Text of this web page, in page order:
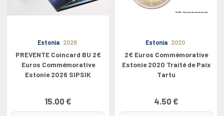
Estonia 2026
PREVENTE Coincard BU 2€
Euros Commémorative
Estonie 2026 SIPSIK
15.00 €
Estonia 2020
2€ Euros Commémorative
Estonie 2020 Traité de Paix
Tartu
4.50 €